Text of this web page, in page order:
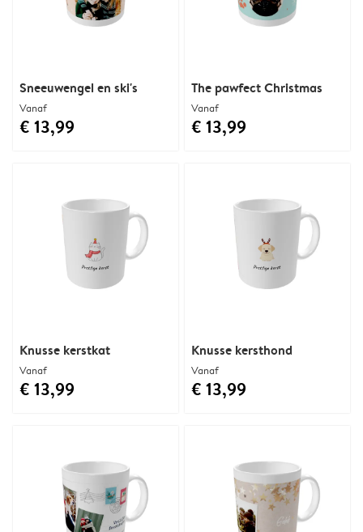
Sneeuwengel en ski's
Vanaf
€ 13,99
The pawfect Christmas
Vanaf
€ 13,99
Knusse kerstkat
Vanaf
€ 13,99
Knusse kersthond
Vanaf
€ 13,99